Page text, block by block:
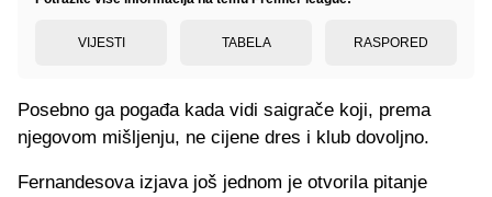
VIJESTI TABELA RASPORED
Posebno ga pogađa kada vidi saigrače koji, prema
njegovom mišljenju, ne cijene dres i klub dovoljno.
Fernandesova izjava još jednom je otvorila pitanje